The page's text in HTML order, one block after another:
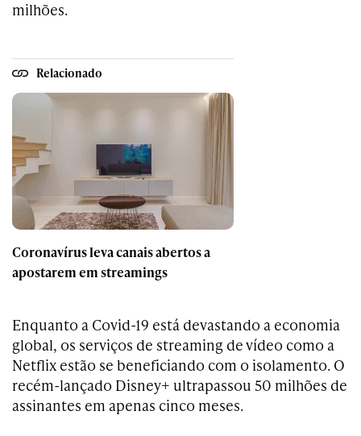
milhões.
Relacionado
Coronavírus leva canais abertos a
apostarem em streamings
Enquanto a Covid-19 está devastando a economia
global, os serviços de streaming de vídeo como a
Netflix estão se beneficiando com o isolamento. O
recém-lançado Disney+ ultrapassou 50 milhões de
assinantes em apenas cinco meses.